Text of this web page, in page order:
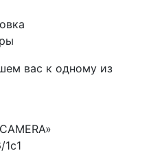
вас к одному из